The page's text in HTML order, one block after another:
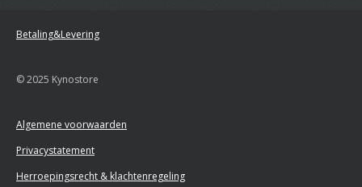
Betaling&Levering
© 2025 Kynostore
Algemene voorwaarden
Privacystatement
Herroepingsrecht & klachtenregeling